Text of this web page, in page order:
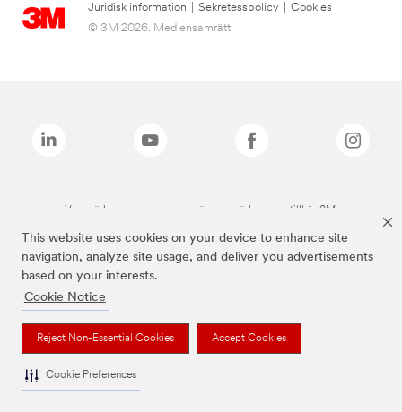
This website uses cookies on your device to enhance site
navigation, analyze site usage, and deliver you advertisements
based on your interests.
Cookie Notice
Reject Non-Essential Cookies Accept Cookies
Cookie Preferences
Juridisk information Sekretesspolicy
Cookies
© 3M 2026. Med ensamrätt.
Varumärken som anges ovan är varumärken som tillhör 3M.